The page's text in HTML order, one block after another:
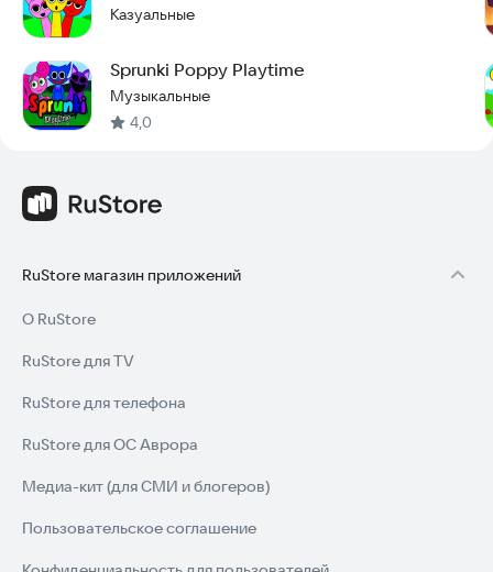
Казуальные
Sprunki Poppy Playtime
Музыкальные
4,0
RuStore магазин приложений
О RuStore
RuStore для TV
RuStore для телефона
RuStore для ОС Аврора
Медиа-кит (для СМИ и блогеров)
Пользовательское соглашение